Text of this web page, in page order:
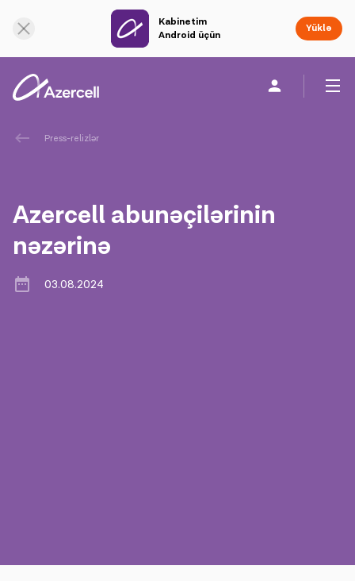
Kabinetim
Android üçün
Yüklə
FərdiPress-relizlər
Azercell abunəçilərinin
nəzərinə
03.08.2024
Onlayn dəstək